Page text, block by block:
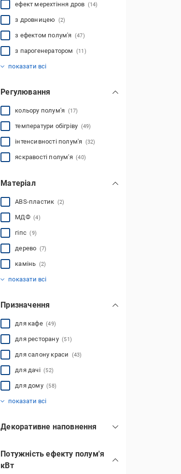
ефект мерехтіння дров (14)
з дровницею (2)
з ефектом полум'я (47)
з парогенератором (11)
показати всі
Регулювання
кольору полум'я (17)
температури обігріву (49)
інтенсивності полум'я (32)
яскравості полум'я(40)
Матеріал
ABS-пластик (2)
МДФ(4)
гіпс(9)
дерево (7)
камінь (2)
показати всі
Призначення
для кафе(49)
для ресторану(51)
для салону краси (43)
для дачі(52)
для дому(58)
показати всі
Декоративне наповнення
декоративне каміння(3)
Потужність ефекту полум'я
кВт